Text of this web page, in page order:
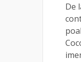
De